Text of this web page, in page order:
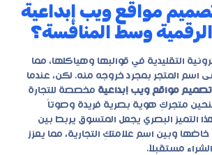
مواقع ويب إبداعية
الرقمية وسط المنافسة؟
التقليدية في قوالبها وهياكلها، مما
اسم المتجر بمجرد خروجه منه. لكن، عندما
تصميم مواقع ويب إبداعية مخصصة للتجارة
متجركِ هوية بصرية فريدة وصوتاً
التميز البصري يجعل المتسوق يربط بين
خاضها وبين اسم علامتكِ التجارية، مما يعزز
مستقبلاً.